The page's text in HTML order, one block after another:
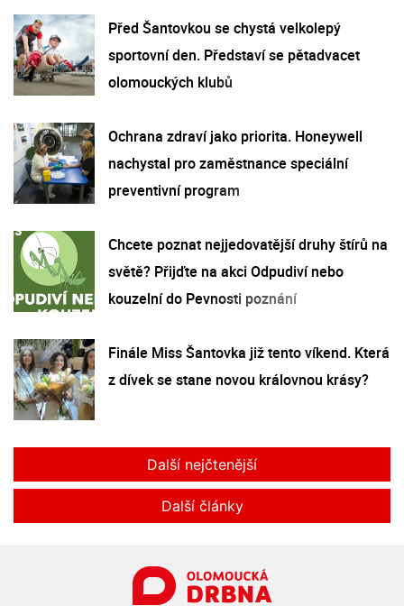
Před Šantovkou se chystá velkolepý
sportovní den. Představí se pětadvacet
olomouckých klubů
Ochrana zdraví jako priorita. Honeywell
nachystal pro zaměstnance speciální
preventivní program
Chcete poznat nejjedovatější druhy štírů na
světě? Přijďte na akci Odpudiví nebo
kouzelní do Pevnosti poznání
Finále Miss Šantovka již tento víkend. Která
z dívek se stane novou královnou krásy?
Další nejčtenější
Další články